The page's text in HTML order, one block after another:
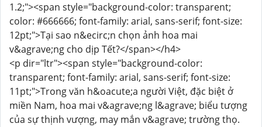
1.2;"><span style="background-color: transparent;
color: #666666; font-family: arial, sans-serif; font-size:
12pt;">Tại sao n&ecirc;n chọn ảnh hoa mai
v&agrave;ng cho dịp Tết?</span></h4>
<p dir="ltr"><span style="background-color:
transparent; font-family: arial, sans-serif; font-size:
11pt;">Trong văn h&oacute;a người Việt, đặc biệt ở
miền Nam, hoa mai v&agrave;ng l&agrave; biểu tượng
của sự thịnh vượng, may mắn v&agrave; trường thọ.